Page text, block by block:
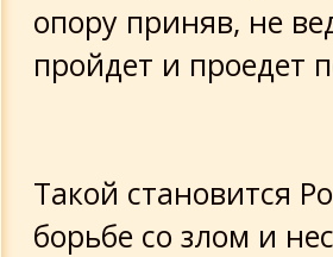
опору приняв, не
пройдет и проедет
Такой становится
борьбе со злом и